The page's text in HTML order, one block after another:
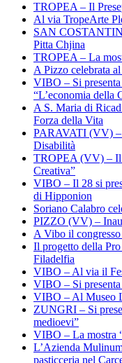
TROPEA – Il
Al via TropeArte
SAN
Pitta Chjina
TROPEA – La
A Pizzo celebrata
VIBO – Si
“L’economia della
A S. Maria di
Forza della Vita
PARAVATI (VV) –
Disabilità
TROPEA (VV) – Il
Creativa”
VIBO – Il 28 si
di Hipponion
Soriano Calabro
PIZZO (VV) –
A Vibo il
Il progetto della
Filadelfia
VIBO – Al via il
VIBO – Si
VIBO – Al Museo
ZUNGRI – Si
medioevi”
VIBO – La mostra
L’Azienda
pasticceria nel